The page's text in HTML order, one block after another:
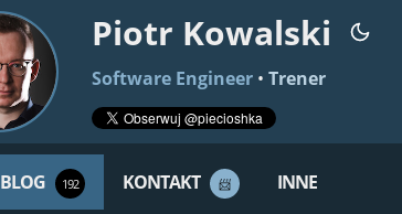
Piotr Kowalski
Software Engineer • Trener
BLOG 192 KONTAKT 📨 INNE